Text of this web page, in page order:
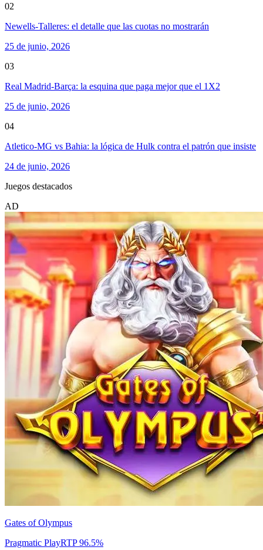
02
Newells-Talleres: el detalle que las cuotas no mostrarán
25 de junio, 2026
03
Real Madrid-Barça: la esquina que paga mejor que el 1X2
25 de junio, 2026
04
Atletico-MG vs Bahia: la lógica de Hulk contra el patrón que insiste
24 de junio, 2026
Juegos destacados
AD
Gates of Olympus
Pragmatic PlayRTP96.5%